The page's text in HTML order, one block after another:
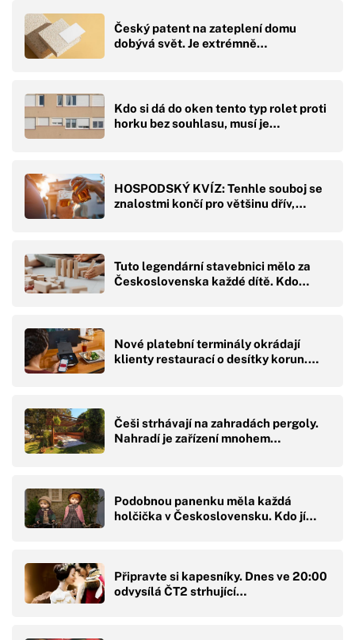
Český patent na zateplení domu
dobývá svět. Je extrémně…
Kdo si dá do oken tento typ rolet proti
horku bez souhlasu, musí je…
HOSPODSKÝ KVÍZ: Tenhle souboj se
znalostmi končí pro většinu dřív,…
Tuto legendární stavebnici mělo za
Československa každé dítě. Kdo…
Nové platební terminály okrádají
klienty restaurací o desítky korun.…
Češi strhávají na zahradách pergoly.
Nahradí je zařízení mnohem…
Podobnou panenku měla každá
holčička v Československu. Kdo jí…
Připravte si kapesníky. Dnes ve 20:00
odvysílá ČT2 strhující…